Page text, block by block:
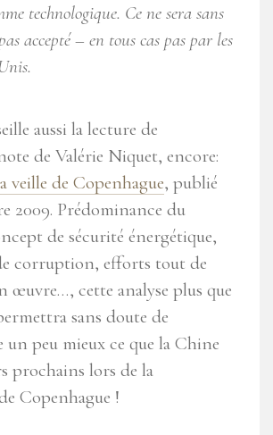
technologique. Ce ne sera sans
accepté – en tous cas pas par les
aussi la lecture de
de Valérie Niquet, encore:
veille de Copenhague, publié
2009. Prédominance du
de sécurité énergétique,
corruption, efforts tout de
œuvre…, cette analyse plus que
sans doute de
peu mieux ce que la Chine
prochains lors de la
Copenhague !